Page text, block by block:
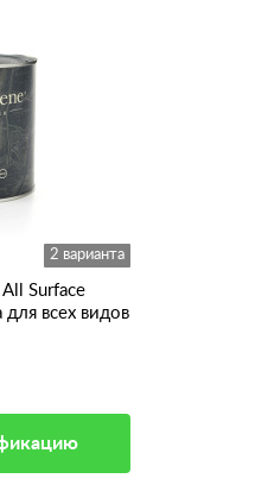
2 варианта
Surface
для всех видов